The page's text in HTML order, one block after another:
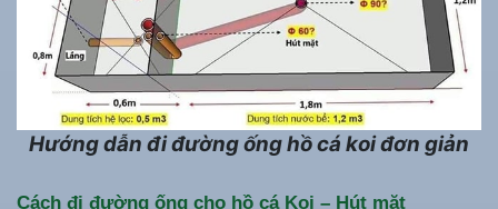
Hướng dẫn đi đường ống hồ cá koi đơn giản
Cách đi đường ống cho hồ cá Koi – Hút mặt